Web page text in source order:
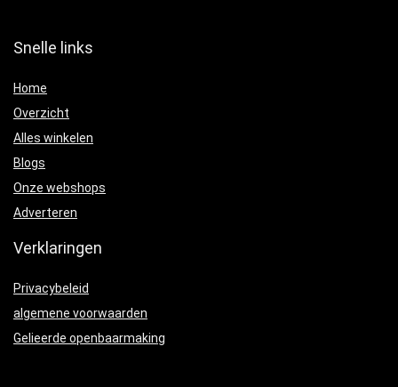
Snelle links
Home
Overzicht
Alles winkelen
Blogs
Onze webshops
Adverteren
Verklaringen
Privacybeleid
algemene voorwaarden
Gelieerde openbaarmaking